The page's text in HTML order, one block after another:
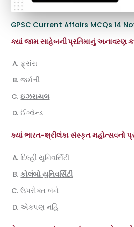
GPSC Current Affairs MCQs 14
ક્યાં જામ સાહેબની પ્રતિમાનું અનાવરણ
ફ્રાંસ
જર્મની
ઇઝરાયલ
ઈંગ્લેન્ડ
ક્યાં ભારત-શ્રીલંકા સંસ્કૃત મહોત્સવનો
દિલ્હી યુનિવર્સિટી
કોલંબો યુનિવર્સિટી
ઉપરોક્ત બંને
એકપણ નહિ